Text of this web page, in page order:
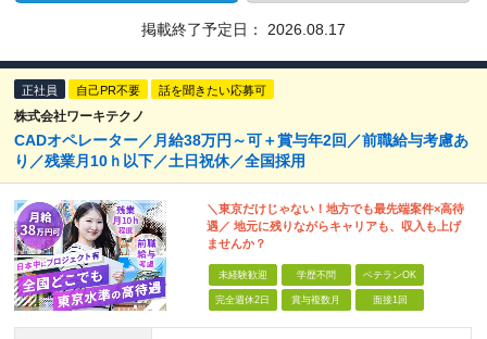
掲載終了予定日： 2026.08.17
正社員 自己PR不要 話を聞きたい応募可
株式会社ワーキテクノ
CADオペレーター／月給38万円～可＋賞与年2回／前職給与考慮あ
り／残業月10ｈ以下／土日祝休／全国採用
＼東京だけじゃない！地方でも最先端案件×高待
遇／ 地元に残りながらキャリアも、収入も上げ
ませんか？
未経験歓迎 学歴不問 ベテランOK
完全週休2日 賞与複数月 面接1回